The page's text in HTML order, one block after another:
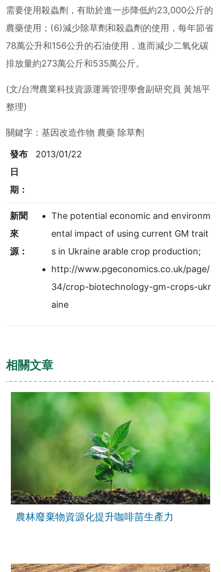
需要使用殺蟲劑，有助於進一步降低約23,000公斤的
農藥使用；(6)減少除草劑和殺蟲劑的使用，每年節省
78萬公升和156公升的石油使用，進而減少二氧化碳
排放量約273萬公斤和535萬公斤。
(文/台灣農業科技資源運籌管理學會副研究員 黃旭平
整理)
關鍵字： 基因改造作物 農藥 除草劑
發布
日
期：
2013/01/22
新聞
來
源：
The potential economic and environm
ental impact of using current GM trait
s in Ukraine arable crop production;
http://www.pgeconomics.co.uk/page/
34/crop-biotechnology-gm-crops-ukr
aine
相關文章
農林廢棄物資源化提升咖啡苗生產力